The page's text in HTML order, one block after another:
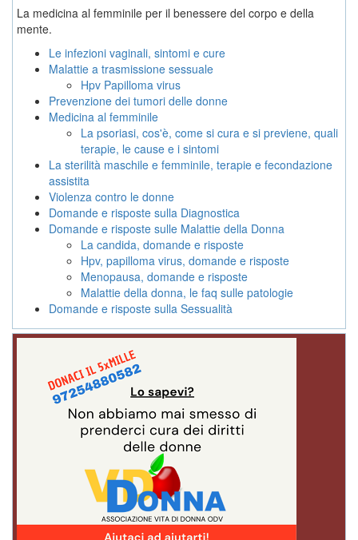
La medicina al femminile per il benessere del corpo e della
mente.
Le infezioni vaginali, sintomi e cure
Malattie a trasmissione sessuale
Hpv Papilloma virus
Prevenzione dei tumori delle donne
Medicina al femminile
La psoriasi, cos'è, come si cura e si previene, quali
terapie, le cause e i sintomi
La sterilità maschile e femminile, terapie e fecondazione
assistita
Violenza contro le donne
Domande e risposte sulla Diagnostica
Domande e risposte sulle Malattie della Donna
La candida, domande e risposte
Hpv, papilloma virus, domande e risposte
Menopausa, domande e risposte
Malattie della donna, le faq sulle patologie
Domande e risposte sulla Sessualità